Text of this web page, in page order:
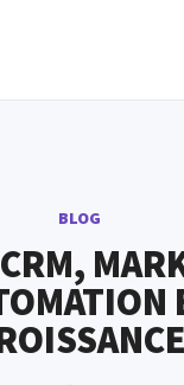
BLOG